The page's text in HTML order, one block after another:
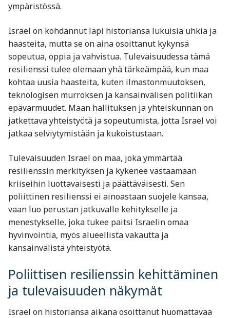
ympäristössä.
Israel on kohdannut läpi historiansa lukuisia uhkia ja
haasteita, mutta se on aina osoittanut kykynsä
sopeutua, oppia ja vahvistua. Tulevaisuudessa tämä
resilienssi tulee olemaan yhä tärkeämpää, kun maa
kohtaa uusia haasteita, kuten ilmastonmuutoksen,
teknologisen murroksen ja kansainvälisen politiikan
epävarmuudet. Maan hallituksen ja yhteiskunnan on
jatkettava yhteistyötä ja sopeutumista, jotta Israel voi
jatkaa selviytymistään ja kukoistustaan.
Tulevaisuuden Israel on maa, joka ymmärtää
resilienssin merkityksen ja kykenee vastaamaan
kriiseihin luottavaisesti ja päättäväisesti. Sen
poliittinen resilienssi ei ainoastaan suojele kansaa,
vaan luo perustan jatkuvalle kehitykselle ja
menestykselle, joka tukee paitsi Israelin omaa
hyvinvointia, myös alueellista vakautta ja
kansainvälistä yhteistyötä.
Poliittisen resilienssin kehittäminen
ja tulevaisuuden näkymät
Israel on historiansa aikana osoittanut huomattavaa